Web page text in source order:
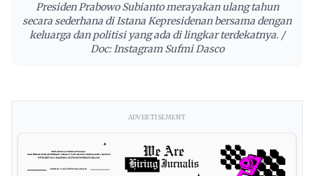
Presiden Prabowo Subianto merayakan ulang tahun
secara sederhana di Istana Kepresidenan bersama dengan
keluarga dan politisi yang ada di lingkar terdekatnya. /
Doc: Instagram Sufmi Dasco
ADVERTISEMENT